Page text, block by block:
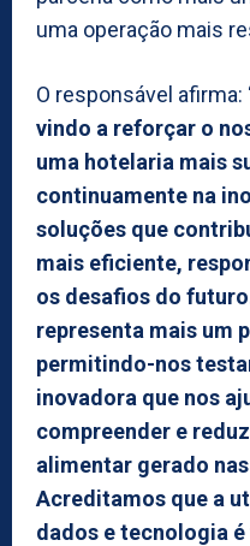
uma operação mais
O responsável afirma:
vindo a reforçar o
uma hotelaria mais
continuamente na
soluções que
mais eficiente,
os desafios do
representa mais um
permitindo-nos
inovadora que nos
compreender e
alimentar gerado
Acreditamos que a
dados e tecnologia